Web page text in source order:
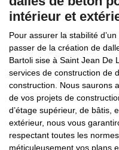
intérieur et
Pour assurer la stabilité
passer de la création de
Bartoli sise à Saint Jean De
services de construction de
construction. Nous saurons
de vos projets de
d’étage supérieur, de bâtis,
extérieur, nous vous
respectant toutes les
méticuleusement vos plans